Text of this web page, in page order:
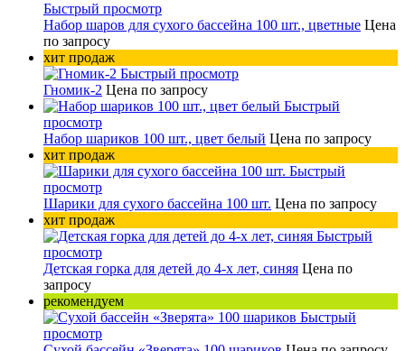
Быстрый просмотр
Набор шаров для сухого бассейна 100 шт., цветные Цена
по запросу
хит продаж
Быстрый просмотр
Гномик-2 Цена по запросу
Быстрый
просмотр
Набор шариков 100 шт., цвет белый Цена по запросу
хит продаж
Быстрый
просмотр
Шарики для сухого бассейна 100 шт. Цена по запросу
хит продаж
Быстрый
просмотр
Детская горка для детей до 4-х лет, синяя Цена по
запросу
рекомендуем
Быстрый
просмотр